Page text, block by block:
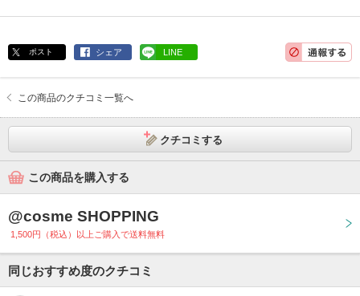
ポスト シェア LINE
この商品のクチコミ一覧へ
クチコミする
この商品を購入する
@cosme SHOPPING
1,500円（税込）以上ご購入で送料無料
同じおすすめ度のクチコミ